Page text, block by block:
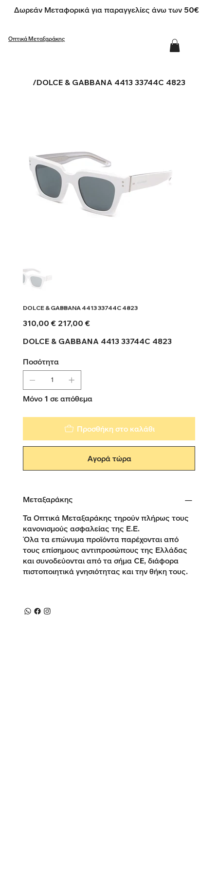
Δωρεάν Μεταφορικά για παραγγελίες άνω των 50€
Οπτικά Μεταξαράκης
/DOLCE & GABBANA 4413 33744C 4823
DOLCE & GABBANA 4413 33744C 4823
Αρχική
τιμή
310,00 € Τιμή
έκπτωσης
217,00 €
DOLCE & GABBANA 4413 33744C 4823
Ποσότητα
Μόνο 1 σε απόθεμα
Προσθήκη στο καλάθι
Αγορά τώρα
Μεταξαράκης
Τα Οπτικά Μεταξαράκης τηρούν πλήρως τους
κανονισμούς ασφαλείας της Ε.Ε.
Όλα τα επώνυμα προϊόντα παρέχονται από
τους επίσημους αντιπροσώπους της Ελλάδας
και συνοδεύονται από τα σήμα CE, διάφορα
πιστοποιητικά γνησιότητας και την θήκη τους.